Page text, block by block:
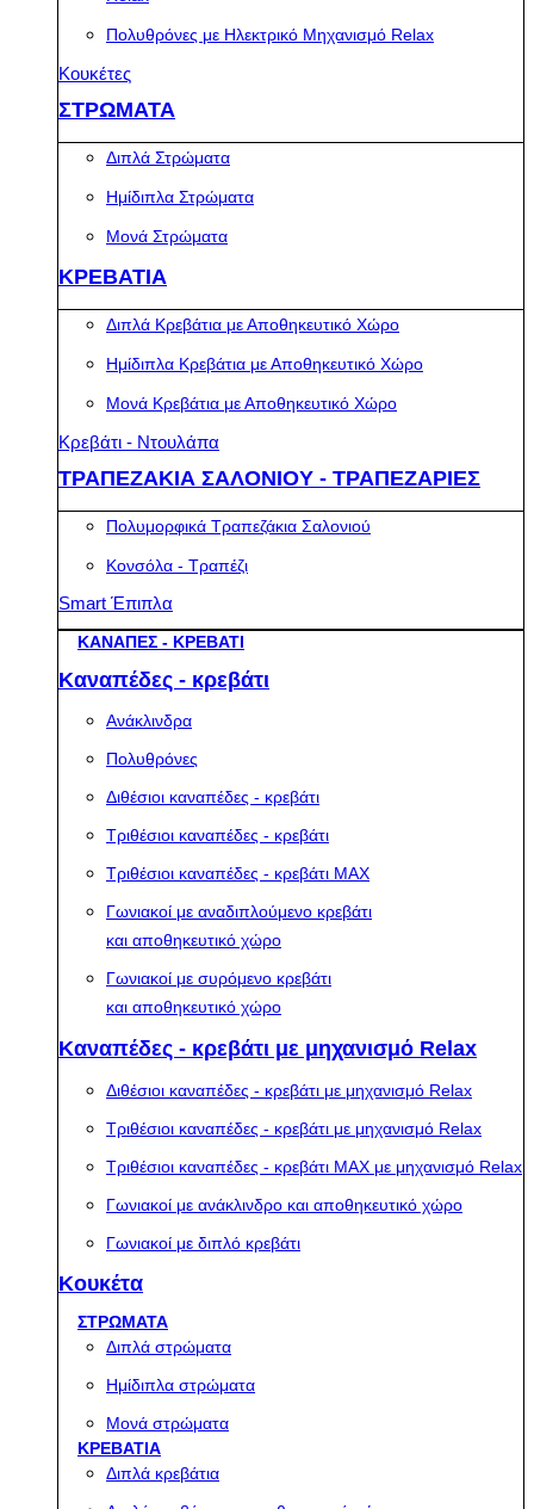
Πολυθρόνες με Ηλεκτρικό Μηχανισμό Relax
Κουκέτες
ΣΤΡΩΜΑΤΑ
Διπλά Στρώματα
Ημίδιπλα Στρώματα
Μονά Στρώματα
ΚΡΕΒΑΤΙΑ
Διπλά Κρεβάτια με Αποθηκευτικό Χώρο
Ημίδιπλα Κρεβάτια με Αποθηκευτικό Χώρο
Μονά Κρεβάτια με Αποθηκευτικό Χώρο
Κρεβάτι - Ντουλάπα
ΤΡΑΠΕΖΑΚΙΑ ΣΑΛΟΝΙΟΥ - ΤΡΑΠΕΖΑΡΙΕΣ
Πολυμορφικά Τραπεζάκια Σαλονιού
Κονσόλα - Τραπέζι
Smart Έπιπλα
ΚΑΝΑΠΕΣ - ΚΡΕΒΑΤΙ
Καναπέδες - κρεβάτι
Ανάκλινδρα
Πολυθρόνες
Διθέσιοι καναπέδες - κρεβάτι
Τριθέσιοι καναπέδες - κρεβάτι
Τριθέσιοι καναπέδες - κρεβάτι MAX
Γωνιακοί με αναδιπλούμενο κρεβάτι
και αποθηκευτικό χώρο
Γωνιακοί με συρόμενο κρεβάτι
και αποθηκευτικό χώρο
Καναπέδες - κρεβάτι με μηχανισμό Relax
Διθέσιοι καναπέδες - κρεβάτι με μηχανισμό Relax
Τριθέσιοι καναπέδες - κρεβάτι με μηχανισμό Relax
Τριθέσιοι καναπέδες - κρεβάτι MAX με μηχανισμό Relax
Γωνιακοί με ανάκλινδρο και αποθηκευτικό χώρο
Γωνιακοί με διπλό κρεβάτι
Κουκέτα
ΣΤΡΩΜΑΤΑ
Διπλά στρώματα
Ημίδιπλα στρώματα
Μονά στρώματα
ΚΡΕΒΑΤΙΑ
Διπλά κρεβάτια